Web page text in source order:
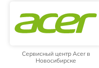
Сервисный центр Acer в
Новосибирске